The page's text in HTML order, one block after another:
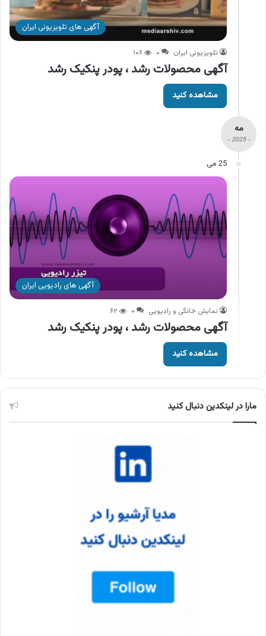
آگهی های تلویزیونی ایران
تلویزیونی ایران ۰ ۱۰۶
آگهی محصولات رشد ، پودر پنکیک رشد
مشاهده کنید
مه
- 2025 -
25 می
آگهی های رادیویی ایران
نمایش خانگی و رادیویی ۰ ۶۲
آگهی محصولات رشد ، پودر پنکیک رشد
مشاهده کنید
مارا در لینکدین دنبال کنید